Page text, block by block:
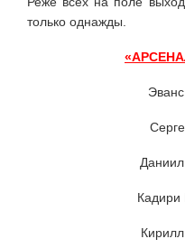
только однажды.